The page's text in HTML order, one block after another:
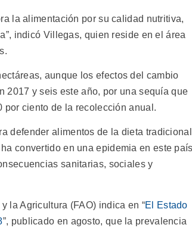
la alimentación por su calidad nutritiva,
indicó Villegas, quien reside en el área
aunque los efectos del cambio
2017 y seis este año, por una sequía que
por ciento de la recolección anual.
defender alimentos de la dieta tradicional
convertido en una epidemia en este
sanitarias, sociales y
la Agricultura (FAO) indica en “El Estado
”, publicado en agosto, que la prevalencia